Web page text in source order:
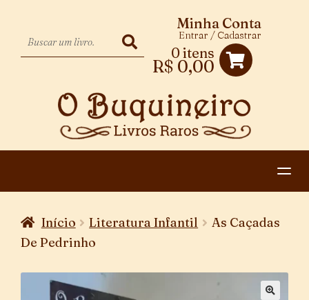
0 itens
R$ 0,00
Minha Conta
Entrar / Cadastrar
Início Literatura Infantil
As Caçadas
De Pedrinho